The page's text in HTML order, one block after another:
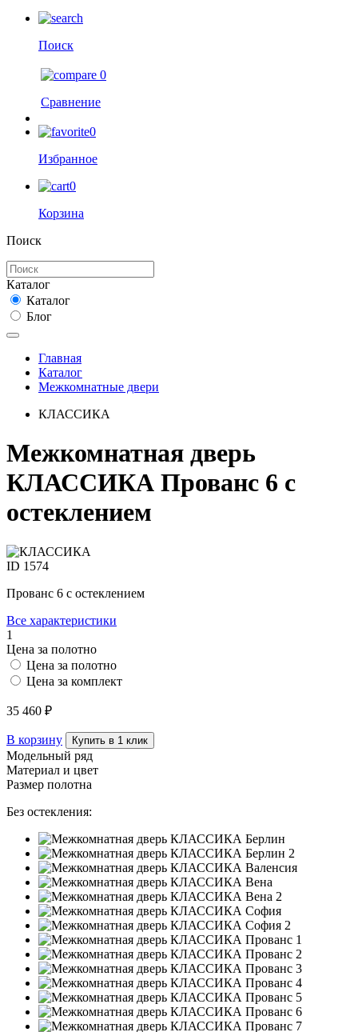
Поиск
0
Сравнение
0
Избранное
0
Корзина
Поиск
Каталог
Каталог
Блог
Главная
Каталог
Межкомнатные двери
КЛАССИКА
Межкомнатная дверь
КЛАССИКА Прованс 6 с
остеклением
ID 1574
Прованс 6 с остеклением
Все характеристики
1
Цена за полотно
Цена за полотно
Цена за комплект
35 460 ₽
В корзину Купить в 1 клик
Модельный ряд
Материал и цвет
Размер полотна
Без остекления: